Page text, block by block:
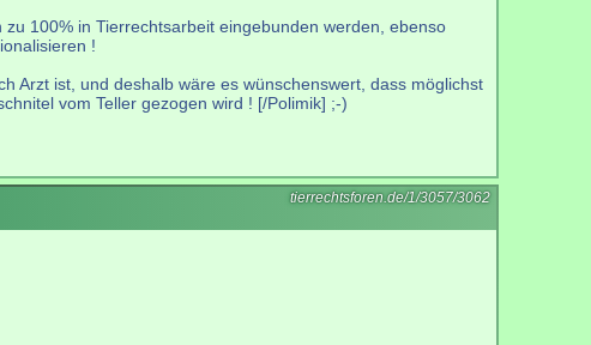
100% in Tierrechtsarbeit eingebunden werden, ebenso
!
Arzt ist, und deshalb wäre es wünschenswert, dass möglichst
vom Teller gezogen wird ! [/Polimik] ;-)
tierrechtsforen.de/1/3057/3062